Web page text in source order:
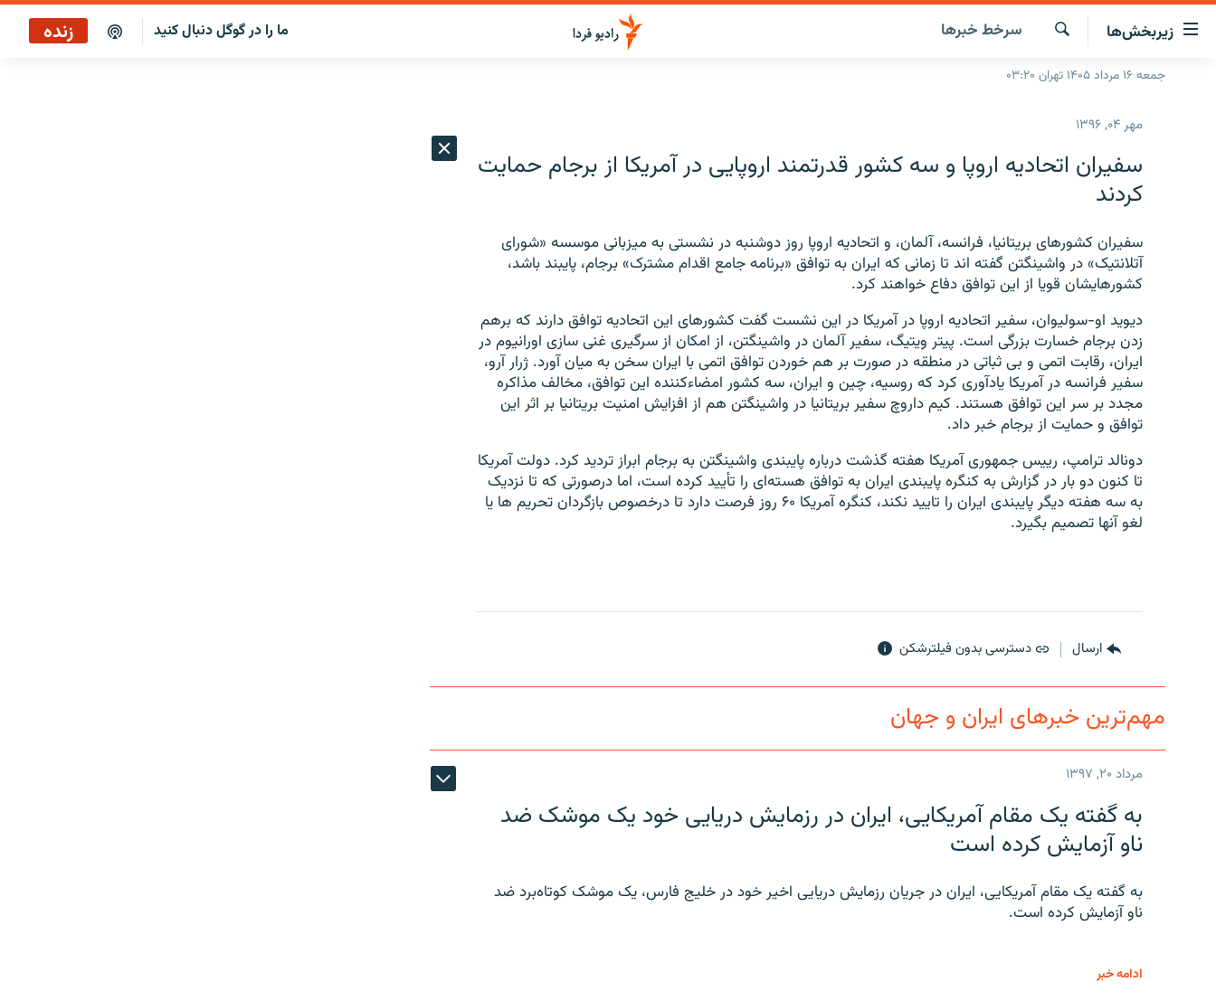
لینک‌های
قابلیت
دسترسی
زیربخش‌ها
صفحه اصلی
انتخاب کنید و بشنوید
برنامه‌های رادیویی
فرکانس‌ها
چندرسانه‌ای
گزارش‌های تصویری
گزارش‌های ویدئویی
جستجو
سرخط‌ خبرها ما را در گوگل دنبال کنید زنده
جمعه ۱۶ مرداد ۱۴۰۵ تهران ۰۳:۲۰
مهر ۰۴, ۱۳۹۶
سفیران اتحادیه اروپا و سه کشور قدرتمند اروپایی در آمریکا از برجام حمایت
کردند
سفیران کشورهای بریتانیا، فرانسه، آلمان، و اتحادیه اروپا روز دوشنبه در نشستی به میزبانی موسسه «شورای
آتلانتیک» در واشینگتن گفته اند تا زمانی که ایران به توافق «برنامه جامع اقدام مشترک» برجام، پایبند باشد،
کشورهایشان قویا از این توافق دفاع خواهند کرد.
دیوید او-سولیوان، سفیر اتحادیه اروپا در آمریکا در این نشست گفت کشورهای این اتحادیه توافق دارند که برهم
زدن برجام خسارت بزرگی است. پیتر ویتیگ، سفیر آلمان در واشینگتن، از امکان از سرگیری غنی سازی اورانیوم در
ایران، رقابت اتمی و بی ثباتی در منطقه در صورت بر هم خوردن توافق اتمی با ایران سخن به میان آورد. ژرار آرو،
سفیر فرانسه در آمریکا یادآوری کرد که روسیه، چین و ایران، سه کشور امضاءکننده این توافق، مخالف مذاکره
مجدد بر سر این توافق هستند. کیم داروچ سفیر بریتانیا در واشینگتن هم از افزایش امنیت بریتانیا بر اثر این
توافق و حمایت از برجام خبر داد.
دونالد ترامپ، رییس جمهوری آمریکا هفته گذشت درباره پایبندی واشینگتن به برجام ابراز تردید کرد. دولت آمریکا
تا کنون دو بار در گزارش‌ به کنگره پایبندی ایران به توافق هسته‌ای را تأیید کرده است، اما درصورتی که تا نزدیک
به سه هفته دیگر پایبندی ایران را تایید نکند، کنگره آمریکا ۶۰ روز فرصت دارد تا درخصوص بازگردان تحریم ها یا
لغو آنها تصمیم بگیرد.
ارسال دسترسی بدون فیلترشکن
مهم‌ترین خبرهای ایران و جهان
مرداد ۲۰, ۱۳۹۷
به گفته یک مقام آمریکایی، ایران در رزمایش دریایی خود یک موشک ضد
ناو آزمایش کرده است
به گفته یک مقام آمریکایی، ایران در جریان رزمایش دریایی اخیر خود در خلیج فارس، یک موشک کوتاه‌برد ضد
ناو آزمایش کرده است.
ادامه خبر